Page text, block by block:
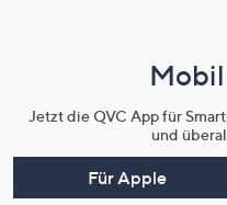
Jetzt die QVC App für
und
Für Apple